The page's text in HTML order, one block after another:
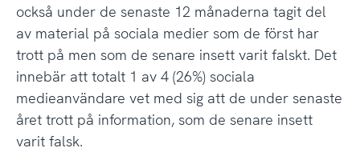
också under de senaste 12 månaderna tagit del
av material på sociala medier som de först har
trott på men som de senare insett varit falskt. Det
innebär att totalt 1 av 4 (26%) sociala
medieanvändare vet med sig att de under senaste
året trott på information, som de senare insett
varit falsk.